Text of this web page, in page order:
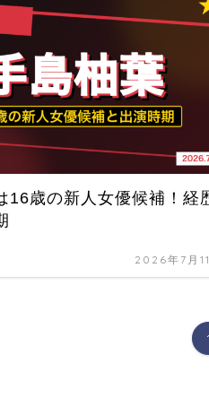
16歳の新人女優候補！経
2026年7月
1